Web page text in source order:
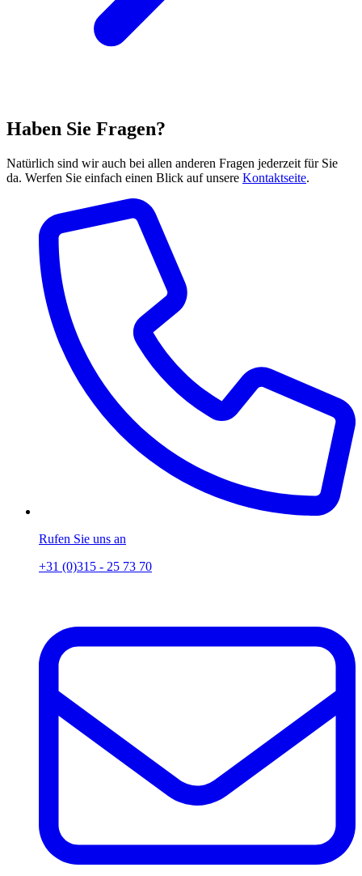
Haben Sie Fragen?
Natürlich sind wir auch bei allen anderen Fragen jederzeit für Sie
da. Werfen Sie einfach einen Blick auf unsere Kontaktseite.
Rufen Sie uns an
+31 (0)315 - 25 73 70